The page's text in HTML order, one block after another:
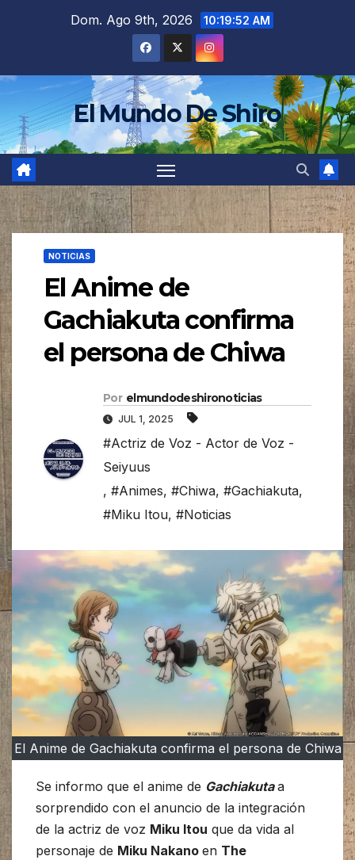
Dom. Ago 9th, 2026 10:19:54 AM
El Mundo De Shiro
NOTICIAS
El Anime de
Gachiakuta confirma
el persona de Chiwa
Por elmundodeshironoticias
JUL 1, 2025
#Actriz de Voz - Actor de Voz -
Seiyuus
, #Animes, #Chiwa, #Gachiakuta,
#Miku Itou, #Noticias
El Anime de Gachiakuta confirma el persona de Chiwa
Se informo que el anime de Gachiakuta a
sorprendido con el anuncio de la integración
de la actriz de voz Miku Itou que da vida al
personaje de Miku Nakano en The